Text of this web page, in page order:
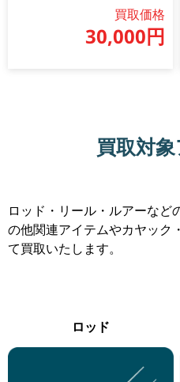
買取価格
30,000円
買取対
ロッド・リール・ルアーなど
の他関連アイテムやカヤック
て買取いたします。
ロッド